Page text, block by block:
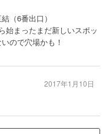
（6番出口）
始まったまだ新しいスポッ
ので穴場かも！
2017年1月10日